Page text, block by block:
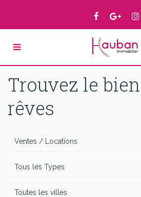
Trouvez le
rêves
Ventes / Locations
Tous les Types
Toutes les villes